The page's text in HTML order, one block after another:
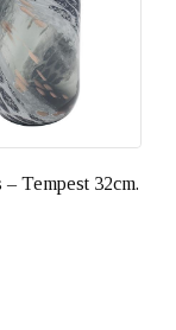
– Tempest 32cm.